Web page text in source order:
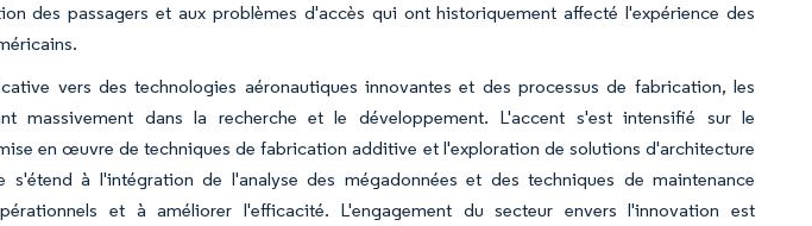
des passagers et aux problèmes d'accès qui ont historiquement affecté l'expérience des
vers des technologies aéronautiques innovantes et des processus de fabrication, les
massivement dans la recherche et le développement. L'accent s'est intensifié sur le
en œuvre de techniques de fabrication additive et l'exploration de solutions d'architecture
s'étend à l'intégration de l'analyse des mégadonnées et des techniques de maintenance
et à améliorer l'efficacité. L'engagement du secteur envers l'innovation est